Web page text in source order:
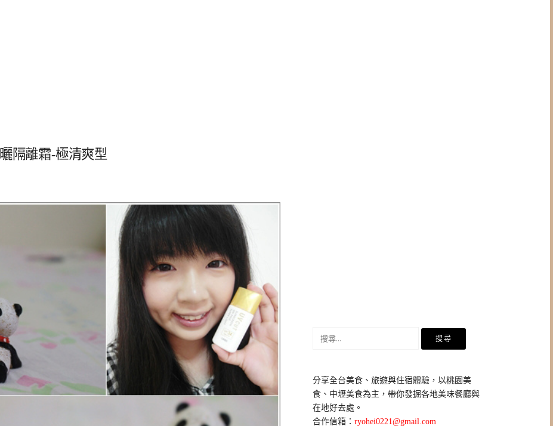
隔離霜-極清爽型
鍵
字:
分享全台美食、旅遊與住宿體驗，以桃園美
食、中壢美食為主，帶你發掘各地美味餐廳與
在地好去處。
合作信箱：ryohei0221@gmail.com